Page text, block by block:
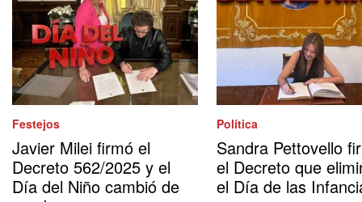
Festejos
Javier Milei firmó el
Decreto 562/2025 y el
Día del Niño cambió de
Política
Sandra Pettovello
el Decreto que
el Día de las